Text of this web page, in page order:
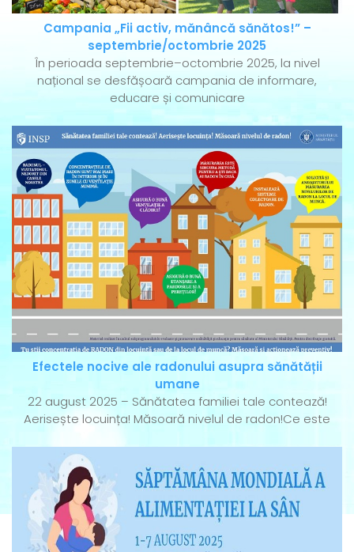
Campania „Fii activ, mănâncă sănătos!” –
septembrie/octombrie 2025
În perioada septembrie–octombrie 2025, la nivel
național se desfășoară campania de informare,
educare și comunicare
Efectele nocive ale radonului asupra sănătății
umane
22 august 2025 – Sănătatea familiei tale contează!
Aerisește locuința! Măsoară nivelul de radon!Ce este